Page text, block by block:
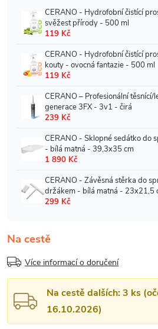
Na cestě
Více informací o doručení
Na cestě dalších: 3 ks
16.10.2026)